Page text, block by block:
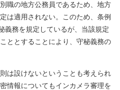
職の地方公務員であるため、地方
は適用されない。このため、条例
義務を規定しているが、当該規定
ととすることにより、守秘義務の
は設けないということも考えられ
情報についてもインカメラ審理を